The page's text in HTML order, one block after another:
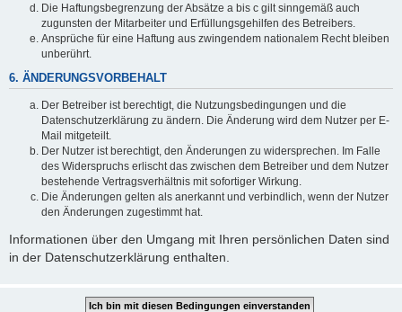
Die Haftungsbegrenzung der Absätze a bis c gilt sinngemäß auch
zugunsten der Mitarbeiter und Erfüllungsgehilfen des Betreibers.
Ansprüche für eine Haftung aus zwingendem nationalem Recht bleiben
unberührt.
6. ÄNDERUNGSVORBEHALT
Der Betreiber ist berechtigt, die Nutzungsbedingungen und die
Datenschutzerklärung zu ändern. Die Änderung wird dem Nutzer per E-
Mail mitgeteilt.
Der Nutzer ist berechtigt, den Änderungen zu widersprechen. Im Falle
des Widerspruchs erlischt das zwischen dem Betreiber und dem Nutzer
bestehende Vertragsverhältnis mit sofortiger Wirkung.
Die Änderungen gelten als anerkannt und verbindlich, wenn der Nutzer
den Änderungen zugestimmt hat.
Informationen über den Umgang mit Ihren persönlichen Daten sind
in der Datenschutzerklärung enthalten.